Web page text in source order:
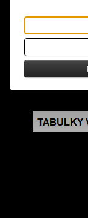
umístění
rituálních
čarovných
rozměry: